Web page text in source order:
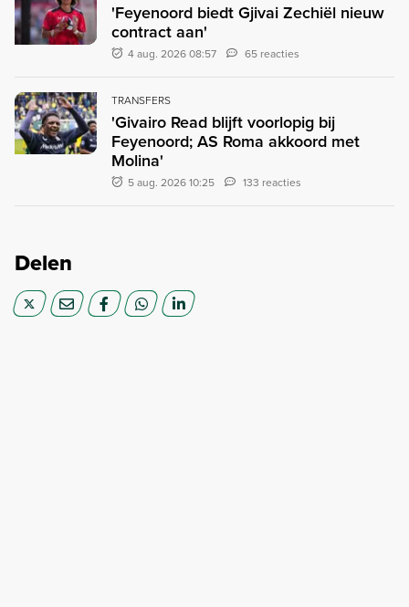
'Feyenoord biedt Gjivai Zechiël nieuw
contract aan'
4 aug. 2026 08:57 65 reacties
TRANSFERS
'Givairo Read blijft voorlopig bij
Feyenoord; AS Roma akkoord met
Molina'
5 aug. 2026 10:25 133 reacties
Delen